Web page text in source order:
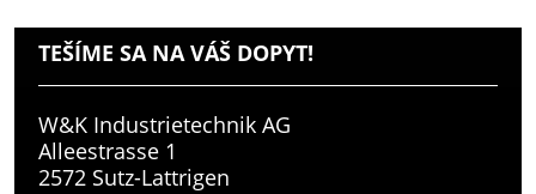
TEŠÍME SA NA VÁŠ DOPYT!
W&K Industrietechnik AG
Alleestrasse 1
2572 Sutz-Lattrigen